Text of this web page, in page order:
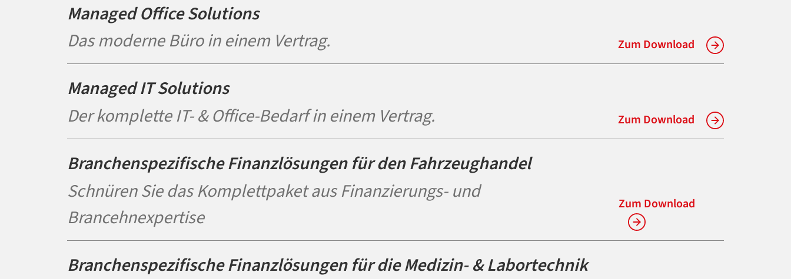
Managed Office Solutions
Das moderne Büro in einem Vertrag.
Zum Download
Managed IT Solutions
Der komplette IT- & Office-Bedarf in einem Vertrag.
Zum Download
Branchenspezifische Finanzlösungen für den Fahrzeughandel
Schnüren Sie das Komplettpaket aus Finanzierungs- und
Brancehnexpertise
Zum Download
Branchenspezifische Finanzlösungen für die Medizin- & Labortechnik